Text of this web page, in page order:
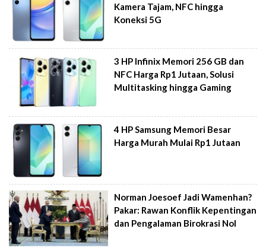
Kamera Tajam, NFC hingga
Koneksi 5G
3 HP Infinix Memori 256 GB dan
NFC Harga Rp1 Jutaan, Solusi
Multitasking hingga Gaming
4 HP Samsung Memori Besar
Harga Murah Mulai Rp1 Jutaan
Norman Joesoef Jadi Wamenhan?
Pakar: Rawan Konflik Kepentingan
dan Pengalaman Birokrasi Nol